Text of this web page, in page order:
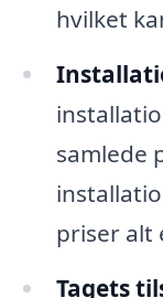
hvilket
samlede
priser alt
Tagets